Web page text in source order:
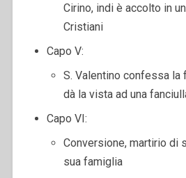
Cirino, indi è accolto in
Cristiani
Capo V:
S. Valentino confessa la
dà la vista ad una
Capo VI:
Conversione, martirio di
sua famiglia